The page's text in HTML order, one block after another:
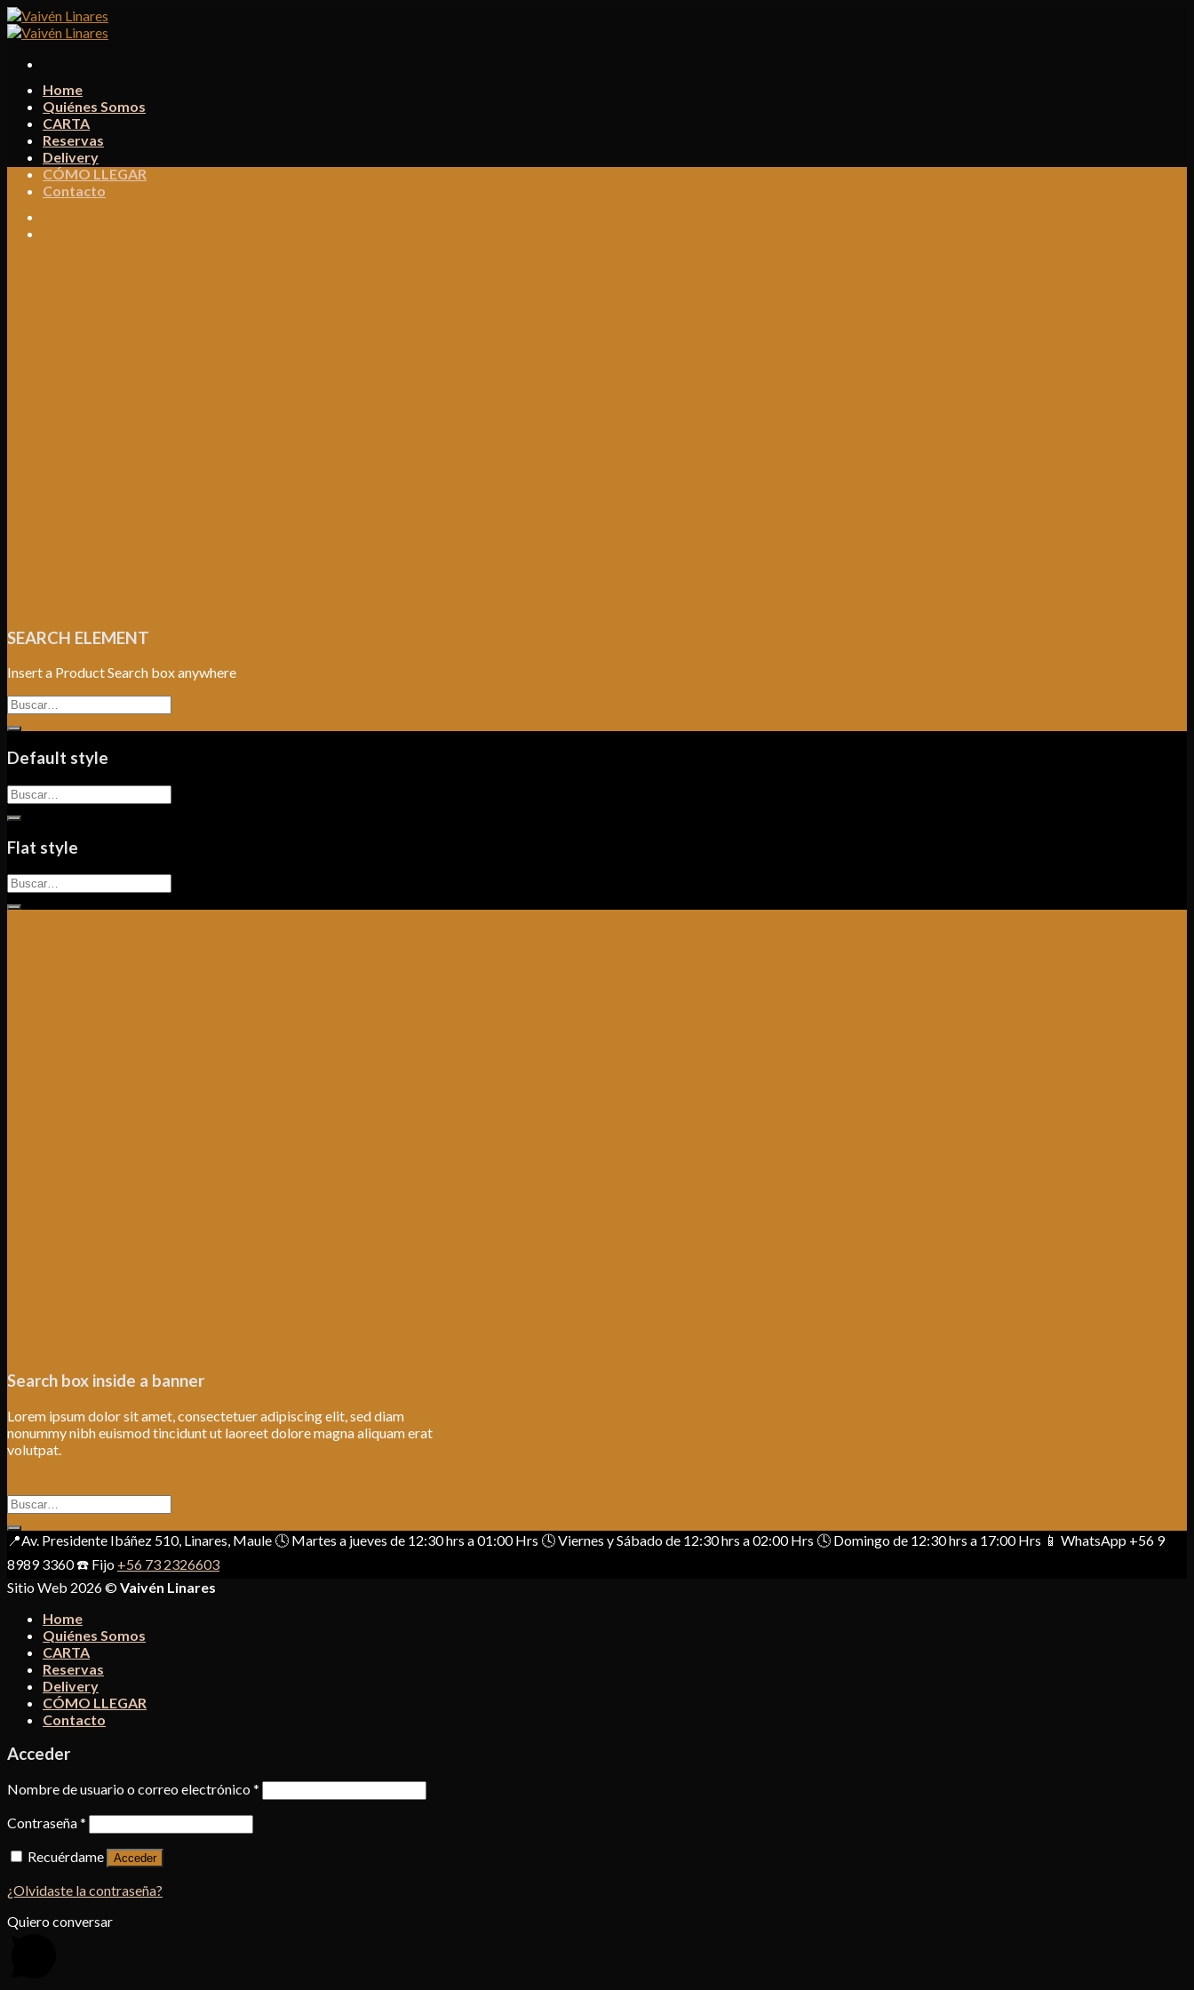
Skip
to
Home
Quiénes Somos
CARTA
Reservas
Delivery
CÓMO LLEGAR
Contacto
SEARCH ELEMENT
Insert a Product Search box anywhere
Buscar
por:
Default style
Buscar
por:
Flat style
Buscar
por:
Search box inside a banner
Lorem ipsum dolor sit amet, consectetuer adipiscing elit, sed diam
nonummy nibh euismod tincidunt ut laoreet dolore magna aliquam erat
volutpat.
Buscar
por:
📍Av. Presidente Ibáñez 510, Linares, Maule 🕓 Martes a jueves de 12:30 hrs a 01:00 Hrs 🕓 Viernes y Sábado de 12:30 hrs a 02:00 Hrs 🕓 Domingo de 12:30 hrs a 17:00 Hrs 📱 WhatsApp +56 9
8989 3360 ☎️ Fijo +56 73 2326603
Sitio Web 2026 ©Vaivén Linares
Home
Quiénes Somos
CARTA
Reservas
Delivery
CÓMO LLEGAR
Contacto
Acceder
Nombre de usuario o correo electrónico*
Contraseña*
Recuérdame
Acceder
¿Olvidaste la contraseña?
Quiero conversar